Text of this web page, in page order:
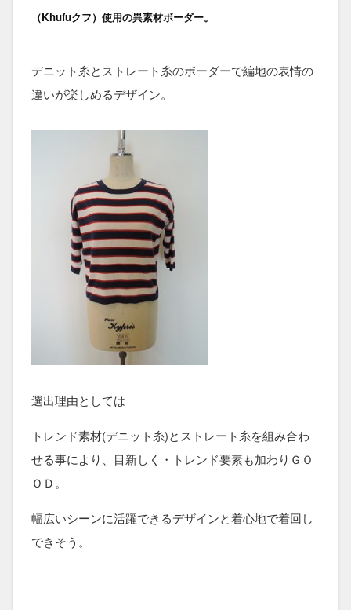
（Khufuクフ）使用の異素材ボーダー。
デニット糸とストレート糸のボーダーで編地の表情の
違いが楽しめるデザイン。
選出理由としては
トレンド素材(デニット糸)とストレート糸を組み合わ
せる事により、目新しく・トレンド要素も加わりＧＯ
ＯＤ。
幅広いシーンに活躍できるデザインと着心地で着回し
できそう。